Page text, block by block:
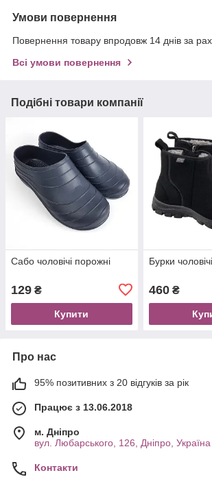
Умови повернення
Повернення товару впродовж 14 днів за
Всі умови повернення
Подібні товари компанії
Сабо чоловічі порожні
129 ₴
Купити
Бурки
460₴
Про нас
95% позитивних з 20 відгуків за рік
Працює з 13.06.2018
м. Дніпро
вул. Любарського, 126, Дніпро, Україна
Контакти